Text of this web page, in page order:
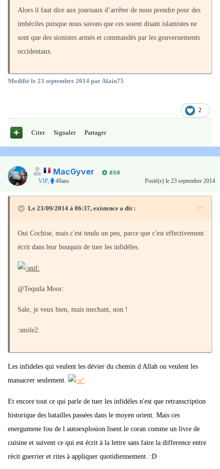
Alors il faut dire aux journaux d’arrêter de nous prendre pour des
imbéciles puisque nous savons que ces soient disant islamistes ne
sont que des sionistes armés et commandés par les gouvernements
occidentaux.
Modifié le 23 septembre 2014 par Alain75
2
Citer Signaler Partager
MacGyver
859
VIP, 40ans Posté(e) le 23 septembre 2014
Le 23/09/2014 à 06:37, existence a dit :
Oui Cochise, mais c'est tendu un peu, parce que c'est effectivement
écrit dans leur bouquin de tuer les infidèles.
@Tequila Moor:
Sale, je veux bien, mais mechant, non !
:smile2:
Les infideles qui veulent les dévier du chemin d Allah ou veulent les
massacrer seulement.
Et encore tout ce qui parle de tuer les infidèles n'est que retranscription
historique des batailles passées dans le moyen orient. Mais ces
energumene fou de l autoexplosion lisent le coran comme un livre de
cuisine et suivent ce qui est écrit à la lettre sans faire la difference entre
récit guerrier et rites à appliquer quotidiennement. :D